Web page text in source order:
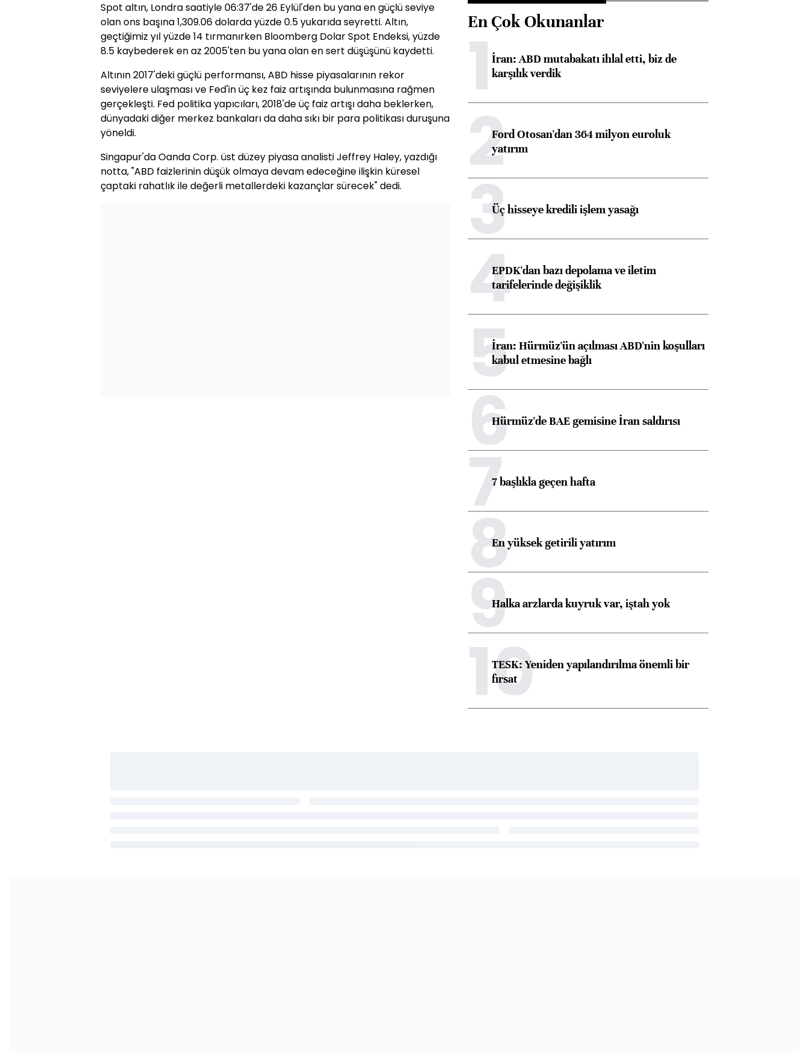
Spot altın, Londra saatiyle 06:37'de 26 Eylül'den bu yana en güçlü seviye
olan ons başına 1,309.06 dolarda yüzde 0.5 yukarıda seyretti. Altın,
geçtiğimiz yıl yüzde 14 tırmanırken Bloomberg Dolar Spot Endeksi, yüzde
8.5 kaybederek en az 2005'ten bu yana olan en sert düşüşünü kaydetti.
Altının 2017'deki güçlü performansı, ABD hisse piyasalarının rekor
seviyelere ulaşması ve Fed'in üç kez faiz artışında bulunmasına rağmen
gerçekleşti. Fed politika yapıcıları, 2018'de üç faiz artışı daha beklerken,
dünyadaki diğer merkez bankaları da daha sıkı bir para politikası duruşuna
yöneldi.
Singapur'da Oanda Corp. üst düzey piyasa analisti Jeffrey Haley, yazdığı
notta, "ABD faizlerinin düşük olmaya devam edeceğine ilişkin küresel
çaptaki rahatlık ile değerli metallerdeki kazançlar sürecek" dedi.
En Çok Okunanlar
1İran: ABD mutabakatı ihlal etti, biz de
karşılık verdik
2Ford Otosan'dan 364 milyon euroluk
yatırım
3Üç hisseye kredili işlem yasağı
4EPDK'dan bazı depolama ve iletim
tarifelerinde değişiklik
5İran: Hürmüz'ün açılması ABD'nin koşulları
kabul etmesine bağlı
6Hürmüz'de BAE gemisine İran saldırısı
77 başlıkla geçen hafta
8En yüksek getirili yatırım
9Halka arzlarda kuyruk var, iştah yok
10
TESK: Yeniden yapılandırılma önemli bir
fırsat